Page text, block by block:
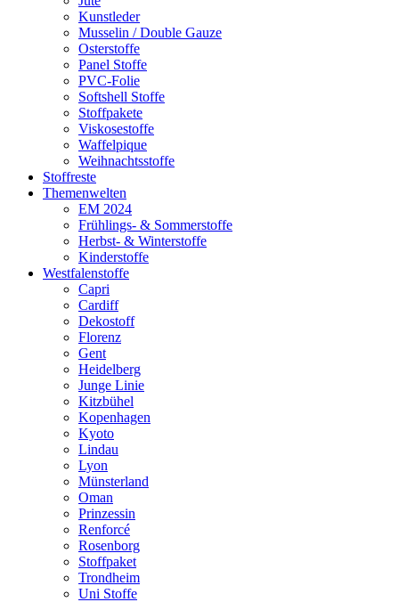
Kunstleder
Musselin / Double Gauze
Osterstoffe
Panel Stoffe
PVC-Folie
Softshell Stoffe
Stoffpakete
Viskosestoffe
Waffelpique
Weihnachtsstoffe
Stoffreste
Themenwelten
EM 2024
Frühlings- & Sommerstoffe
Herbst- & Winterstoffe
Kinderstoffe
Westfalenstoffe
Capri
Cardiff
Dekostoff
Florenz
Gent
Heidelberg
Junge Linie
Kitzbühel
Kopenhagen
Kyoto
Lindau
Lyon
Münsterland
Oman
Prinzessin
Renforcé
Rosenborg
Stoffpaket
Trondheim
Uni Stoffe